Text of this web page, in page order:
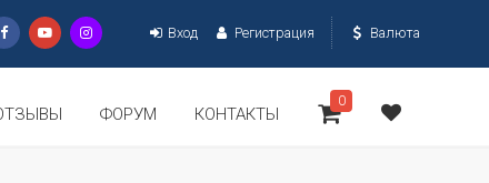
Валюта
Вход Регистрация
ФОРУМ КОНТАКТЫ
0